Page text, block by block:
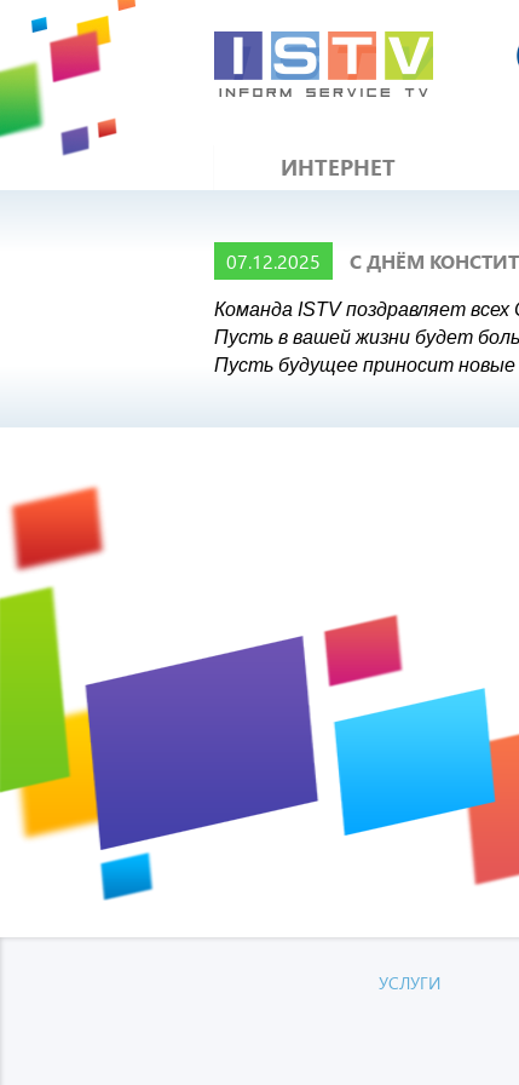
ИНТЕРНЕТ
07.12.2025 С ДНЁМ
Команда ISTV поздравляет
Пусть в вашей жизни будет
Пусть будущее приносит
УСЛУГИ